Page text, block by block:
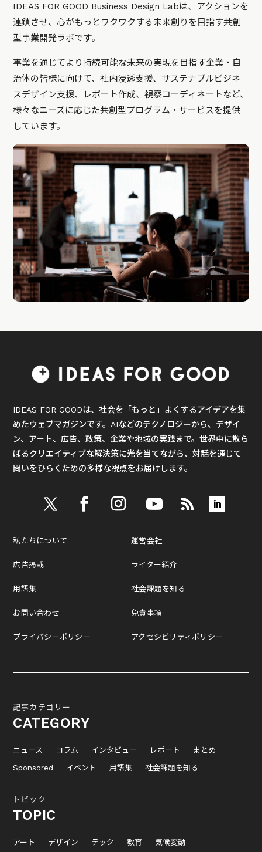
IDEAS FOR GOOD Business Design Labは、アクションを
連鎖させ、心がもっとワクワクする未来創りを目指す共創
型事業開発ラボです。
事業を通じてより持続可能な未来の実現を目指す企業・自
治体の皆様に向けて、社内浸透支援、サステナブルビジネ
スデザイン支援、レポート作成、視察コーディネートなど、
様々なニーズに応じた共創型プログラム・サービスを提供
しています。
IDEAS FOR GOODは、社会を「もっと」よくするアイデアを集
めたウェブマガジンです。AIなどのテクノロジーから、デザイ
ン、アート、広告、政策、企業や地域の実践まで。世界中に散ら
ばるクリエイティブな解決策に光を当てながら、対話を通じて
問いをひらくための多様な視点をお届けします。
私たちについて
広告掲載
用語集
お問い合わせ
プライバシーポリシー
運営会社
ライター紹介
社会課題を知る
免責事項
アクセシビリティポリシー
記事カテゴリー
CATEGORY
ニュース コラム インタビュー レポート
まとめ
Sponsored
イベント 用語集 社会課題を知る
トピック
TOPIC
アート デザイン テック 教育 気候変動